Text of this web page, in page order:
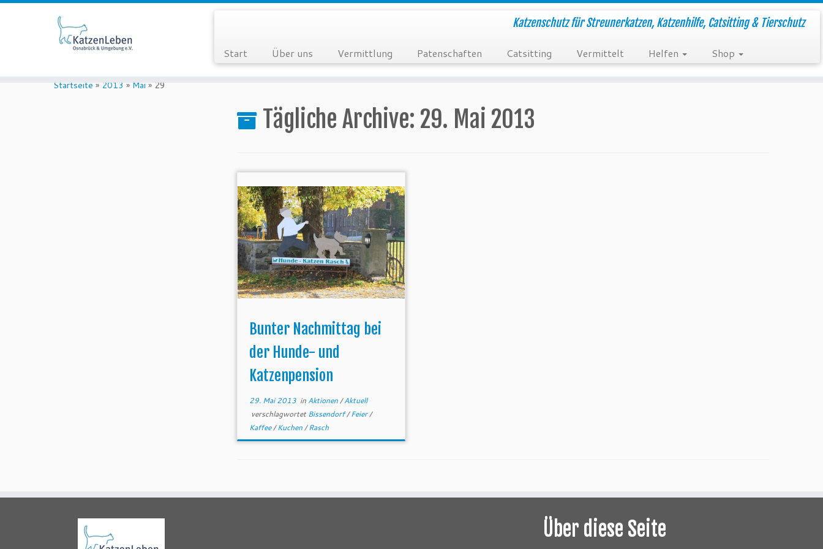
Katzenschutz für Streunerkatzen, Katzenhilfe, Catsitting & Tierschutz
Start Über uns Vermittlung Patenschaften Catsitting Vermittelt Helfen Shop
Startseite » 2013 » Mai » 29
Tägliche Archive: 29. Mai 2013
Bunter Nachmittag bei
der Hunde- und
Katzenpension
29. Mai 2013 in Aktionen/Aktuell
verschlagwortetBissendorf/Feier/
Kaffee/Kuchen/Rasch
Über diese Seite